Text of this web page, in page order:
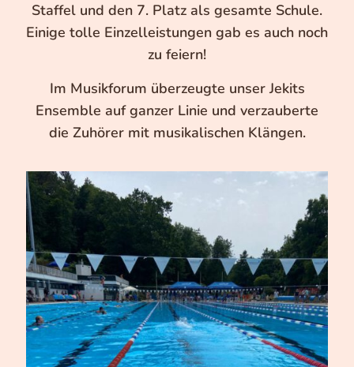
Staffel und den 7. Platz als gesamte Schule.
Einige tolle Einzelleistungen gab es auch noch
zu feiern!
Im Musikforum überzeugte unser Jekits
Ensemble auf ganzer Linie und verzauberte
die Zuhörer mit musikalischen Klängen.